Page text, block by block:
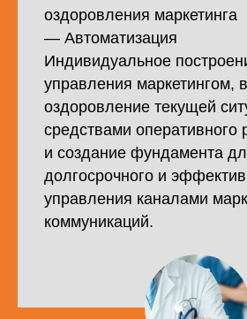
оздоровления маркетинга
— Автоматизация
Индивидуальное
управления
оздоровление текущей
средствами оперативного
и создание фундамента
долгосрочного и
управления каналами
коммуникаций.